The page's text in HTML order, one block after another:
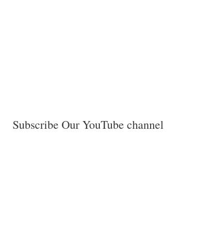
Subscribe Our YouTube channel